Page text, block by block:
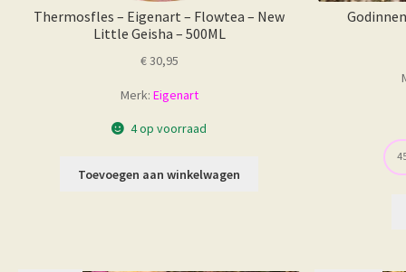
Thermosfles – Eigenart – Flowtea – New
Little Geisha – 500ML
€30,95
Merk: Eigenart
4 op voorraad
Toevoegen aan winkelwagen